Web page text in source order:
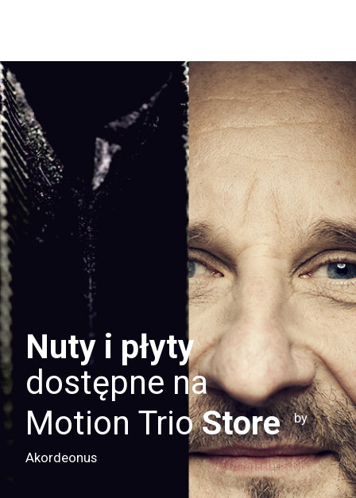
Nuty i płyty
dostępne na
Motion TrioStore by
Akordeonus